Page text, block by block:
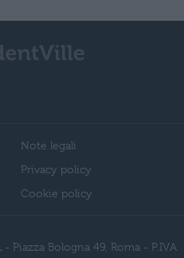
Note legali
Privacy policy
Cookie policy
Piazza Bologna 49, Roma - P.IVA